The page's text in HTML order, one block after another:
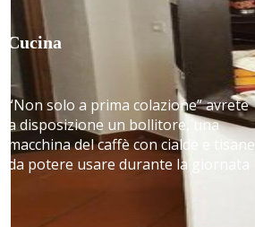
Cucina
“Non solo a prima colazione” avrete
a disposizione un bollitore, una
macchina del caffè con cialde e tisane
da potere usare durante la giornata